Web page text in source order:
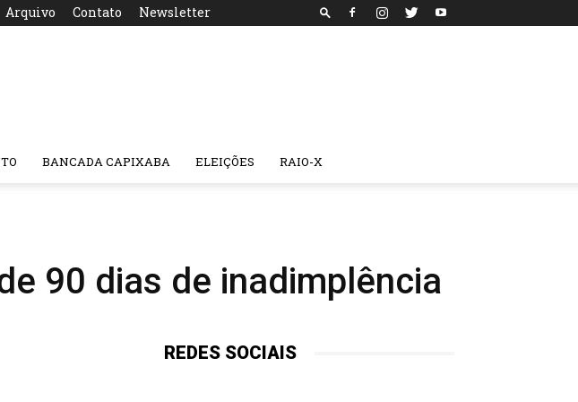
Arquivo Contato Newsletter
BANCADA CAPIXABA ELEIÇÕES RAIO-X
90 dias de inadimplência
REDES SOCIAIS